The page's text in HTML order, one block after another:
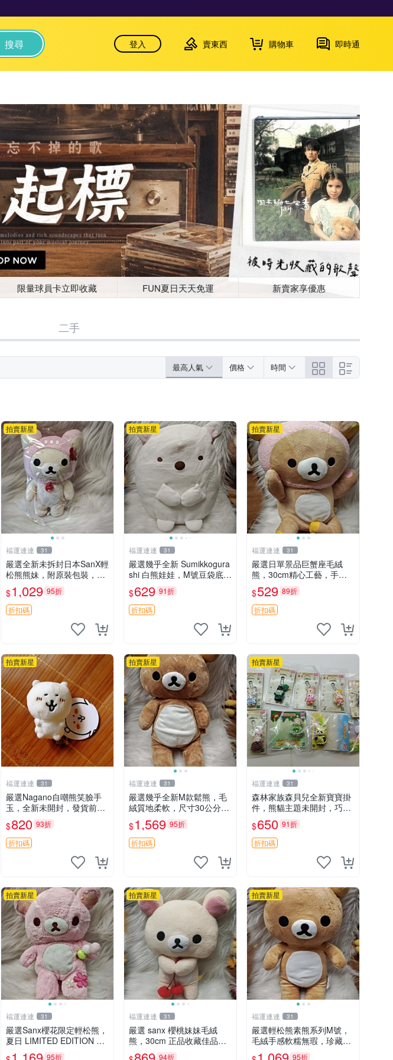
搜尋 登入 賣東西 購物車 即時通
限量球員卡立即收藏 FUN夏日天天免運 新賣家享優惠
二手
最高人氣 價格 時間
拍賣新星
福運連連 31
嚴選全新未拆封日本SanX輕
松熊熊妹，附原裝包裝，毛
絨質地極佳，細膩可愛，推
薦收藏兼送禮，適合女性好
友或家人，限量釋出。鬆
熊、熊玩偶、收藏品
$1,029 95折
折扣碼
拍賣新星
福運連連 31
嚴選幾乎全新 Sumikkogura
shi 白熊娃娃，M號豆袋底
部，穩固不易倒，毛絨布標
附贈，極致軟糯手感，精工
細作值得典藏，尺寸24c
m，收藏佳品贈禮
$629 91折
折扣碼
拍賣新星
福運連連 31
嚴選日單景品巨蟹座毛絨
熊，30cm精心工藝，手感
軟糯推薦收藏送人 巨蟹座
毛絨玩具 精緻做工
$529 89折
折扣碼
拍賣新星
福運連連 31
嚴選Nagano自嘲熊笑臉手
玉，全新未開封，發貨前視
頻確認，海南 廣西 貴州 嚴
選Nagano自嘲熊笑臉手
玉，全新未開封，發貨前視
頻確認，四川 重慶 內
$820 93折
折扣碼
拍賣新星
福運連連 31
嚴選幾乎全新M款鬆熊，毛
絨質地柔軟，尺寸30公分，
做工精緻可愛，適合收藏或
贈送親友。中古使用痕跡，
手感依然優良。 鬆熊 嬰熊
毛玩偶
$1,569 95折
折扣碼
拍賣新星
福運連連 31
森林家族森貝兒全新寶寶掛
件，熊貓主題未開封，巧克
力兔牛奶兔郁金香兔貓吉娃
娃嚴選，適合收藏 熊貓 森
林 寶寶
$650 91折
折扣碼
拍賣新星
福運連連 31
嚴選Sanx櫻花限定輕松熊，
夏日 LIMITED EDITION 粉
色毛絨熊，背有拉鏈設計，
95折
拍賣新星
福運連連 31
嚴選 sanx 櫻桃妹妹毛絨
熊，30cm 正品收藏佳品，
手感極軟，適合贈送與收藏
94折
拍賣新星
福運連連 31
嚴選輕松熊素熊系列M號，
毛絨手感軟糯無瑕，珍藏級
做工推薦收藏，尺寸35cm
95折